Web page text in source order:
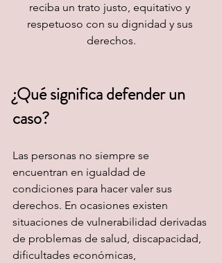
reciba un trato justo, equitativo y
respetuoso con su dignidad y sus
derechos.
¿Qué significa defender un
caso?
Las personas no siempre se
encuentran en igualdad de
condiciones para hacer valer sus
derechos. En ocasiones existen
situaciones de vulnerabilidad derivadas
de problemas de salud, discapacidad,
dificultades económicas,